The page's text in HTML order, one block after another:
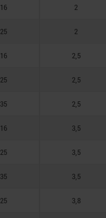
16 2
25 2
16 2,5
25 2,5
35 2,5
16 3,5
25 3,5
35 3,5
25 3,8